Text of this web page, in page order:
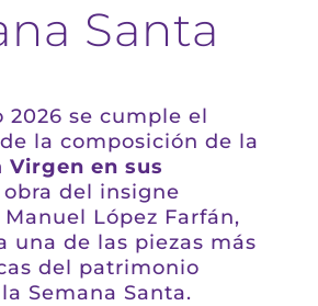
Santa
2026 se cumple el
la composición de la
Virgen en sus
obra del insigne
López Farfán,
una de las piezas más
del patrimonio
Semana Santa.